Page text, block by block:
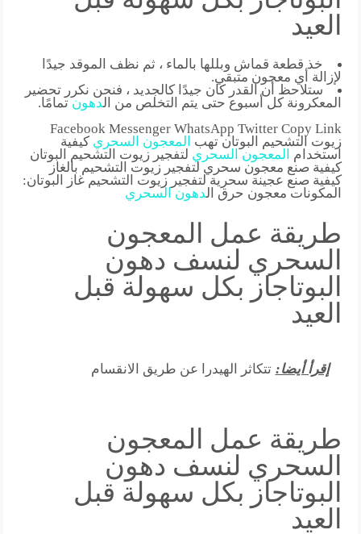
العيد
خذ قطعة قماش وبللها بالماء ، ثم نظف الموقد جيدًا
لإزالة أي معجون متبقي.
ستلاحظ أن القدر كان جيدًا كالجديد ، فنحن نكرر تحضير
المعكرونة كل أسبوع حتى يتم التخلص من ال دهون تمامًا.
Facebook Messenger WhatsApp Twitter Copy Link
زيوت التشحيم البوتان تهب
المعجون السحري كيفية
استخدام
المعجون السحري لتفجير زيوت التشحيم البوتان
كيفية صنع معجون سحري لتفجير زيوت التشحيم بالغاز
كيفية صنع عجينة سحرية لتفجير زيوت التشحيم غاز البوتان:
المكونات معجون حرق الدهون السحري
طريقة عمل المعجون
السحري لنسف دهون
البوتاجاز بكل سهولة قبل
العيد
إقرأ أيضا: تتكاثر الهيدرا عن طريق الانقسام
طريقة عمل المعجون
السحري لنسف دهون
البوتاجاز بكل سهولة قبل
العيد